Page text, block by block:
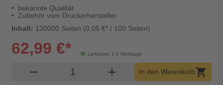
bekannte Qualität
Zubehör vom Druckerhersteller
Inhalt: 130000 Seiten (0,05 €* / 100 Seiten)
Lieferzeit: 1-3 Werktage
62,99 €*
remove Produkt Warenkorb Menge
add In den Warenkorbshopping_cart